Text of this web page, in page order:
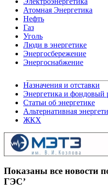
Атомная Энергетика
Нефть
Газ
Уголь
Люди в энергетике
Энергосбережение
Энергоснабжение
Назначения и отставки
Энергетика и фондовый
Статьи об энергетике
Альтернативная
ЖКХ
Показаны все новости
ГЭС’